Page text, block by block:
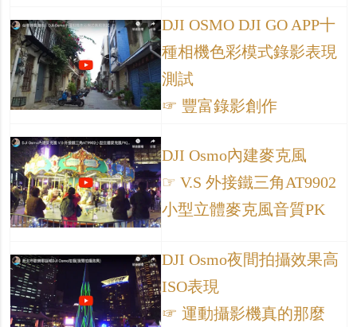
DJI OSMO DJI GO APP十
種相機色彩模式錄影表現
測試
☞ 豐富錄影創作
DJI Osmo內建麥克風
☞ V.S 外接鐵三角AT9902
小型立體麥克風音質PK
DJI Osmo夜間拍攝效果高
ISO表現
☞ 運動攝影機真的那麼